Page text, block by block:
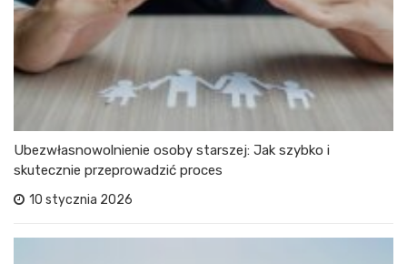
Ubezwłasnowolnienie osoby starszej: Jak szybko i
skutecznie przeprowadzić proces
10 stycznia 2026